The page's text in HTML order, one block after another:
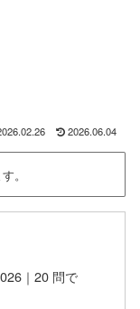
2026.06.04
。
｜20 問で